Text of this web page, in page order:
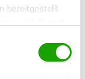
bereitgestellt
nutzen.